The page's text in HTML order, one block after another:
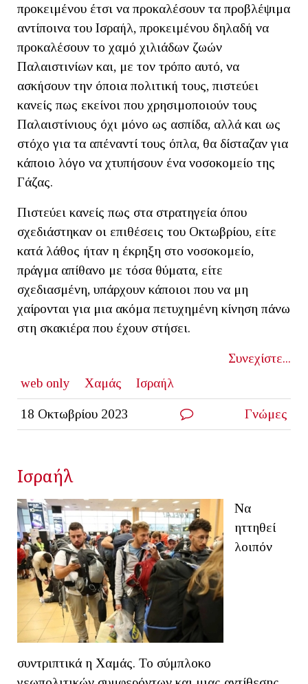
προκειμένου έτσι να προκαλέσουν τα προβλέψιμα
αντίποινα του Ισραήλ, προκειμένου δηλαδή να
προκαλέσουν το χαμό χιλιάδων ζωών
Παλαιστινίων και, με τον τρόπο αυτό, να
ασκήσουν την όποια πολιτική τους, πιστεύει
κανείς πως εκείνοι που χρησιμοποιούν τους
Παλαιστίνιους όχι μόνο ως ασπίδα, αλλά και ως
στόχο για τα απέναντί τους όπλα, θα δίσταζαν για
κάποιο λόγο να χτυπήσουν ένα νοσοκομείο της
Γάζας.
Πιστεύει κανείς πως στα στρατηγεία όπου
σχεδιάστηκαν οι επιθέσεις του Οκτωβρίου, είτε
κατά λάθος ήταν η έκρηξη στο νοσοκομείο,
πράγμα απίθανο με τόσα θύματα, είτε
σχεδιασμένη, υπάρχουν κάποιοι που να μη
χαίρονται για μια ακόμα πετυχημένη κίνηση πάνω
στη σκακιέρα που έχουν στήσει.
Συνεχίστε...
web only
Χαμάς Ισραήλ
18 Οκτωβρίου 2023 Γνώμες
Ισραήλ
Να
ηττηθεί
λοιπόν
συντριπτικά η Χαμάς. Το σύμπλοκο